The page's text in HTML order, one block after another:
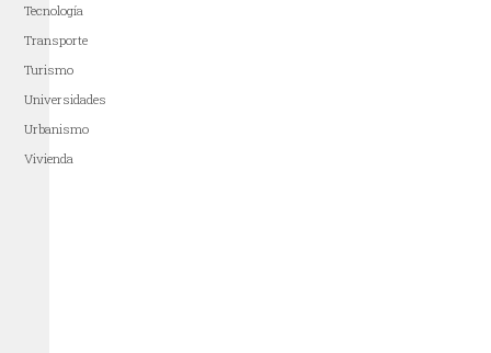
Tecnología
Transporte
Turismo
Universidades
Urbanismo
Vivienda